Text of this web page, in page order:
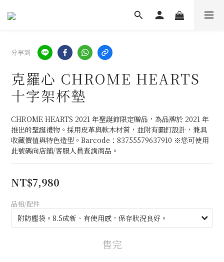
分享到
克羅心 CHROME HEARTS
十字架杯墊
CHROME HEARTS 2021 年聖誕節限定贈品，為品牌於 2021 年
推出的聖誕禮物。採用皮革與軟木材質，並附有圖釘設計，兼具
收藏價值與特色造型。Barcode：83755579637910 ※您可使用
此號碼向店鋪/客服人員查詢商品。
NT$7,980
品相/配件
售完